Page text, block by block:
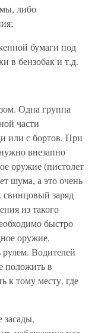
либо
бумаги под
в бензобак и т.д.
Одна группа
части
или с бортов. При
внезапно
оружие (пистолет
шума, а это очень
свинцовый заряд
из такого
быстро
оружие,
рулем. Водителей
положить в
к тому месту, где
засады,